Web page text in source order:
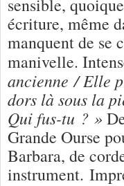
sensible,
écriture, même
manquent de se
manivelle.
ancienne / Elle
dors là sous la
Qui fus-tu ? »
Grande Ourse
Barbara, de
instrument.